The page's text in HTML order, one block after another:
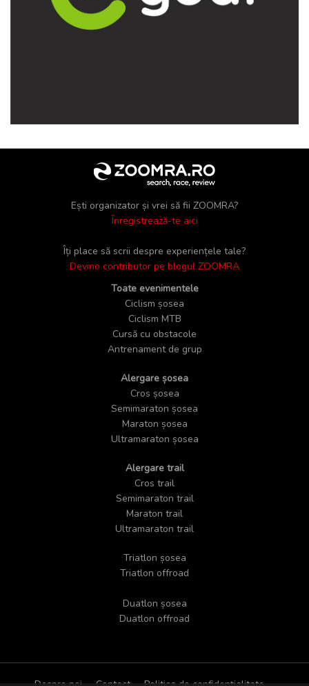
Ești organizator și vrei să fii ZOOMRA?
Înregistrează-te aici
Îți place să scrii despre experiențele tale?
Devino contributor pe blogul ZOOMRA
Toate evenimentele
Ciclism șosea
Ciclism MTB
Cursă cu obstacole
Antrenament de grup
Alergare șosea
Cros șosea
Semimaraton șosea
Maraton șosea
Ultramaraton șosea
Alergare trail
Cros trail
Semimaraton trail
Maraton trail
Ultramaraton trail
Triatlon șosea
Triatlon offroad
Duatlon șosea
Duatlon offroad